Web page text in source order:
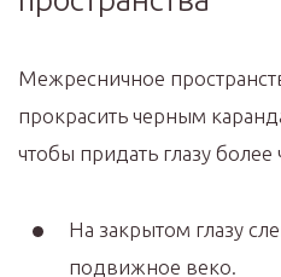
Межресничное
прокрасить черным
чтобы придать глазу
На закрытом глазу
подвижное веко.